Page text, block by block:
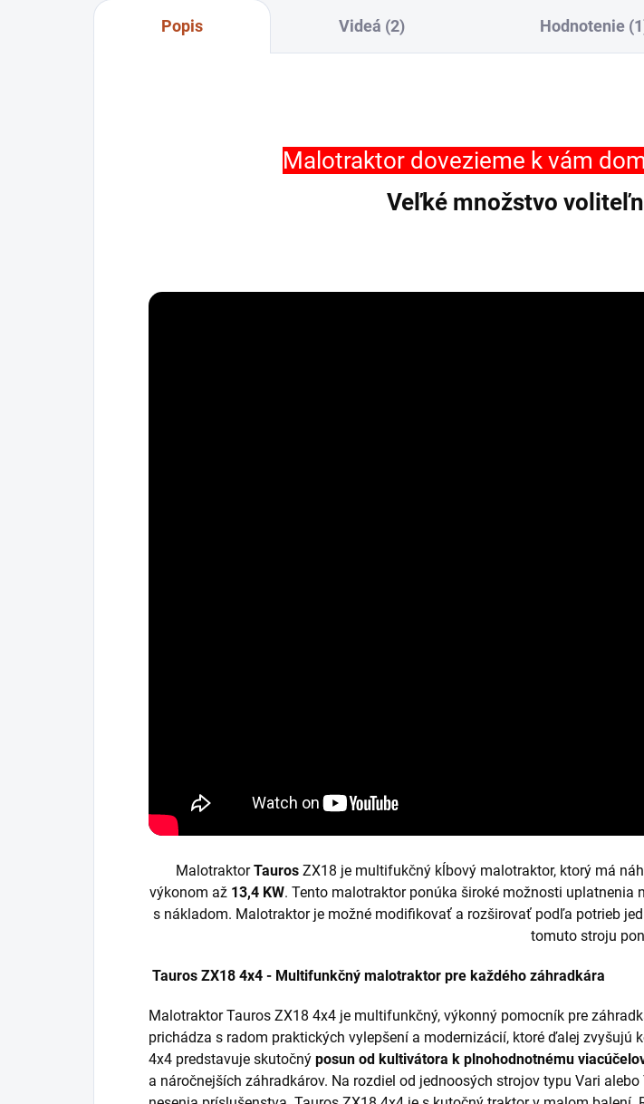
Popis Videá (2) Hodnotenie
Malotraktor dovezieme k vám
Veľké množstvo
MalotraktorTauros ZX18 je multifukčný kĺbový malotraktor, ktorý má
výkonom až 13,4 KW. Tento malotraktor ponúka široké možnosti uplatnenia
s nákladom. Malotraktor je možné modifikovať a rozširovať podľa potrieb
tomuto stroju
Tauros ZX18 4x4 - Multifunkčný malotraktor pre každého záhradkára
Malotraktor Tauros ZX18 4x4 je multifunkčný, výkonný pomocník pre
prichádza s radom praktických vylepšení a modernizácií, ktoré ďalej
4x4 predstavuje skutočný posun od kultivátora k plnohodnotnému
a náročnejších záhradkárov. Na rozdiel od jednoosých strojov typu Vari